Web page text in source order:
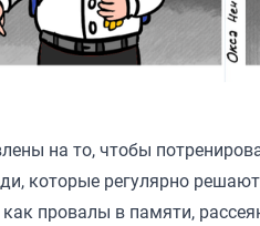
на то, чтобы
которые регулярно
провалы в памяти,